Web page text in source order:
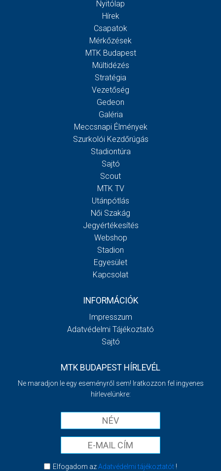
Nyitólap
Hírek
Csapatok
Mérkőzések
MTK Budapest
Múltidézés
Stratégia
Vezetőség
Gedeon
Galéria
Meccsnapi Élmények
Szurkolói Kezdőrúgás
Stadiontúra
Sajtó
Scout
MTK TV
Utánpótlás
Női Szakág
Jegyértékesítés
Webshop
Stadion
Egyesület
Kapcsolat
INFORMÁCIÓK
Impresszum
Adatvédelmi Tájékoztató
Sajtó
MTK BUDAPEST HÍRLEVÉL
Ne maradjon le egy eseményről sem! Iratkozzon fel ingyenes
hírlevelünkre:
Elfogadom azAdatvédelmi tájékoztatót!